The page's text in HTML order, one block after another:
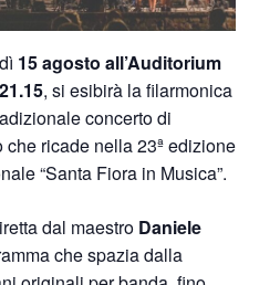
15 agosto all’Auditorium
, si esibirà la filarmonica
concerto di
che ricade nella 23ª edizione
“Santa Fiora in Musica”.
dal maestro Daniele
che spazia dalla